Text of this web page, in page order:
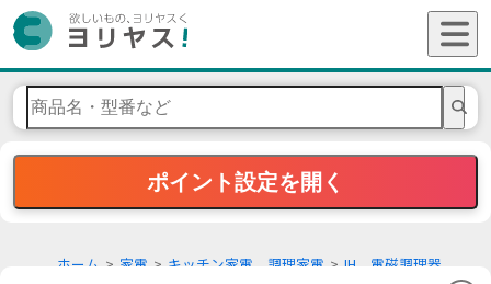
ポイント設定を開く
ホーム 家電 キッチン家電、調理家電 IH、電磁調理器